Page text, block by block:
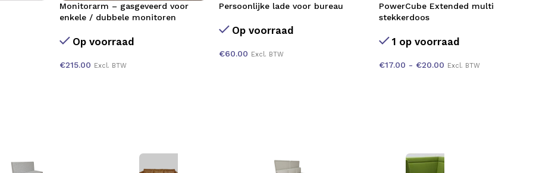
Monitorarm – gasgeveerd voor
enkele / dubbele monitoren
Op voorraad
€215.00 Excl. BTW
Persoonlijke lade voor bureau
Op voorraad
€60.00 Excl. BTW
PowerCube Extended multi
stekkerdoos
1 op voorraad
€17.00 - €20.00 Excl. BTW